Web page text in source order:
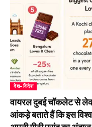
देश-विदेश
वायरल दुबई चॉकलेट से
आंकड़े बताते हैं कि इस